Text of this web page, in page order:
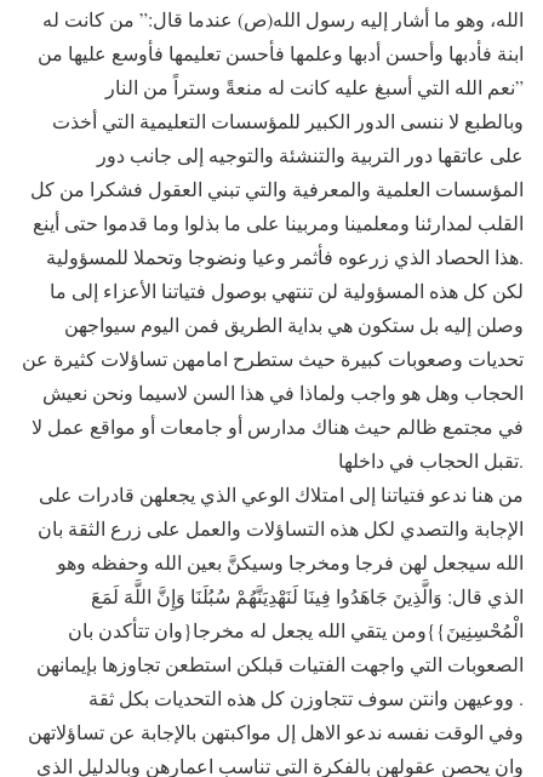
الله، وهو ما أشار إليه رسول الله(ص) عندما قال:” من كانت له
ابنة فأدبها وأحسن أدبها وعلمها فأحسن تعليمها فأوسع عليها من
نعم الله التي أسبغ عليه كانت له منعةً وستراً من النار”
وبالطبع لا ننسى الدور الكبير للمؤسسات التعليمية التي أخذت
على عاتقها دور التربية والتنشئة والتوجيه إلى جانب دور
المؤسسات العلمية والمعرفية والتي تبني العقول فشكرا من كل
القلب لمدارئنا ومعلمينا ومربينا على ما بذلوا وما قدموا حتى أينع
هذا الحصاد الذي زرعوه فأثمر وعيا ونضوجا وتحملا للمسؤولية.
لكن كل هذه المسؤولية لن تنتهي بوصول فتياتنا الأعزاء إلى ما
وصلن إليه بل ستكون هي بداية الطريق فمن اليوم سيواجهن
تحديات وصعوبات كبيرة حيث ستطرح امامهن تساؤلات كثيرة عن
الحجاب وهل هو واجب ولماذا في هذا السن لاسيما ونحن نعيش
في مجتمع ظالم حيث هناك مدارس أو جامعات أو مواقع عمل لا
تقبل الحجاب في داخلها.
من هنا ندعو فتياتنا إلى امتلاك الوعي الذي يجعلهن قادرات على
الإجابة والتصدي لكل هذه التساؤلات والعمل على زرع الثقة بان
الله سيجعل لهن فرجا ومخرجا وسيكنَّ بعين الله وحفظه وهو
الذي قال: وَالَّذِينَ جَاهَدُوا فِينَا لَنَهْدِيَنَّهُمْ سُبُلَنَا وَإِنَّ اللَّهَ لَمَعَ
الْمُحْسِنِينَ}}ومن يتقي الله يجعل له مخرجا{وان تتأكدن بان
الصعوبات التي واجهت الفتيات قبلكن استطعن تجاوزها بإيمانهن
ووعيهن وانتن سوف تتجاوزن كل هذه التحديات بكل ثقة .
وفي الوقت نفسه ندعو الاهل إل مواكبتهن بالإجابة عن تساؤلاتهن
وان يحصن عقولهن بالفكرة التي تناسب اعمارهن وبالدليل الذي